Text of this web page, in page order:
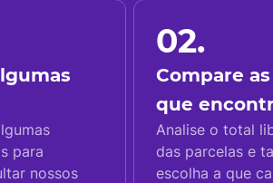
para
nossos
02.
Compare
que
Analise o total
das parcelas e
escolha a que